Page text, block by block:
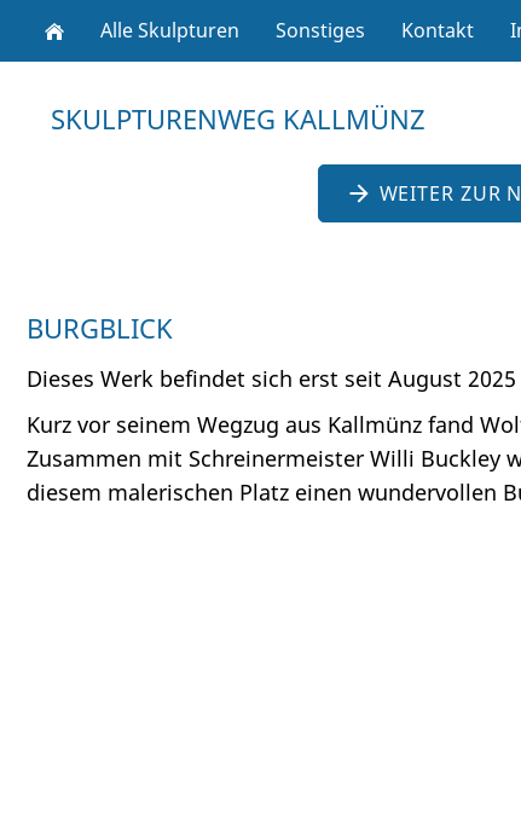
Alle Skulpturen Sonstiges Kontakt
SKULPTURENWEG KALLMÜNZ
WEITER ZUR
BURGBLICK
Dieses Werk befindet sich erst seit August
Kurz vor seinem Wegzug aus Kallmünz fand
Zusammen mit Schreinermeister Willi Buckley
diesem malerischen Platz einen wundervollen